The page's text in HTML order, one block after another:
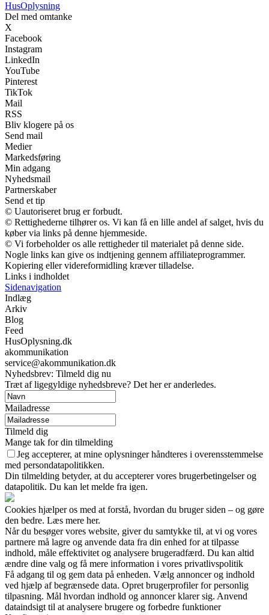
HusOplysning
Del med omtanke
X
Facebook
Instagram
LinkedIn
YouTube
Pinterest
TikTok
Mail
RSS
Bliv klogere på os
Send mail
Medier
Markedsføring
Min adgang
Nyhedsmail
Partnerskaber
Send et tip
© Uautoriseret brug er forbudt.
© Rettighederne tilhører os. Vi kan få en lille andel af salget, hvis du
køber via links på denne hjemmeside.
© Vi forbeholder os alle rettigheder til materialet på denne side.
Nogle links kan give os indtjening gennem affiliateprogrammer.
Kopiering eller videreformidling kræver tilladelse.
Links i indholdet
Sidenavigation
Indlæg
Arkiv
Blog
Feed
HusOplysning.dk
akommunikation
service@akommunikation.dk
Nyhedsbrev: Tilmeld dig nu
Træt af ligegyldige nyhedsbreve? Det her er anderledes.
Mailadresse
Tilmeld dig
Mange tak for din tilmelding
Jeg accepterer, at mine oplysninger håndteres i overensstemmelse
med persondatapolitikken.
Din tilmelding betyder, at du accepterer vores brugerbetingelser og
datapolitik. Du kan let melde fra igen.
Cookies hjælper os med at forstå, hvordan du bruger siden – og gøre
den bedre. Læs mere her.
Når du besøger vores website, giver du samtykke til, at vi og vores
partnere må lagre og anvende data fra din enhed for at tilpasse
indhold, måle effektivitet og analysere brugeradfærd. Du kan altid
ændre dine valg og få mere information i vores privatlivspolitik
Få adgang til og gem data på enheden. Vælg annoncer og indhold
ved hjælp af begrænsede data. Opret brugerprofiler for personlig
tilpasning. Mål hvordan indhold og annoncer klarer sig. Anvend
dataindsigt til at analysere brugere og forbedre funktioner